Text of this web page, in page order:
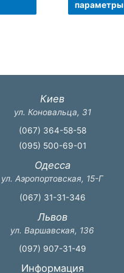
выбрать
на
странице
товара.
параметры
Киев
ул. Коновальца, 31
(067) 364-58-58
(095) 500-69-01
Одесса
ул. Аэропортовская, 15-Г
(067) 31-31-346
Львов
ул. Варшавская, 136
(097) 907-31-49
Информация